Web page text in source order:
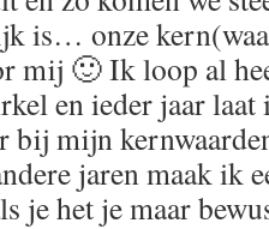
is… onze
mij 🙂 Ik loop al
en ieder jaar laat
bij mijn
jaren maak ik
je het je maar